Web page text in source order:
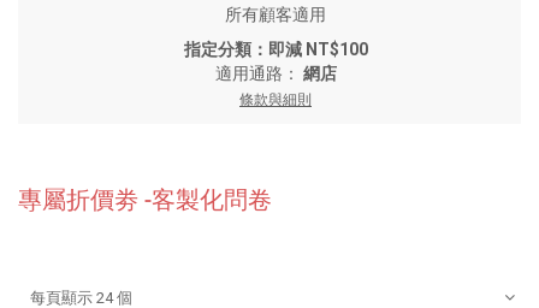
所有顧客適用
指定分類：即減 NT$100
適用通路： 網店
條款與細則
專屬折價劵 -客製化問卷
每頁顯示 24 個